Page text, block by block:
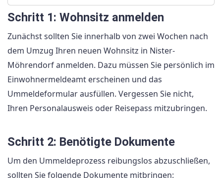
Schritt 1: Wohnsitz anmelden
Zunächst sollten Sie innerhalb von zwei Wochen nach
dem Umzug Ihren neuen Wohnsitz in Nister-
Möhrendorf anmelden. Dazu müssen Sie persönlich im
Einwohnermeldeamt erscheinen und das
Ummeldeformular ausfüllen. Vergessen Sie nicht,
Ihren Personalausweis oder Reisepass mitzubringen.
Schritt 2: Benötigte Dokumente
Um den Ummeldeprozess reibungslos abzuschließen,
sollten Sie folgende Dokumente mitbringen: